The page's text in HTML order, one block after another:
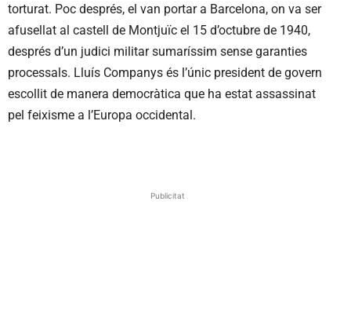
torturat. Poc després, el van portar a Barcelona, on va ser
afusellat al castell de Montjuïc el 15 d’octubre de 1940,
després d’un judici militar sumaríssim sense garanties
processals. Lluís Companys és l’únic president de govern
escollit de manera democràtica que ha estat assassinat
pel feixisme a l’Europa occidental.
Publicitat